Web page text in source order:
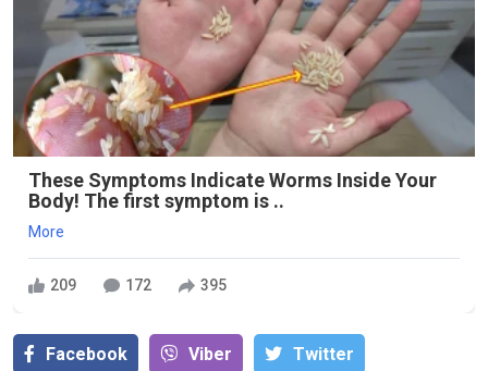
These Symptoms Indicate Worms Inside Your
Body! The first symptom is ..
More
209 172 395
Facebook Viber Тwitter